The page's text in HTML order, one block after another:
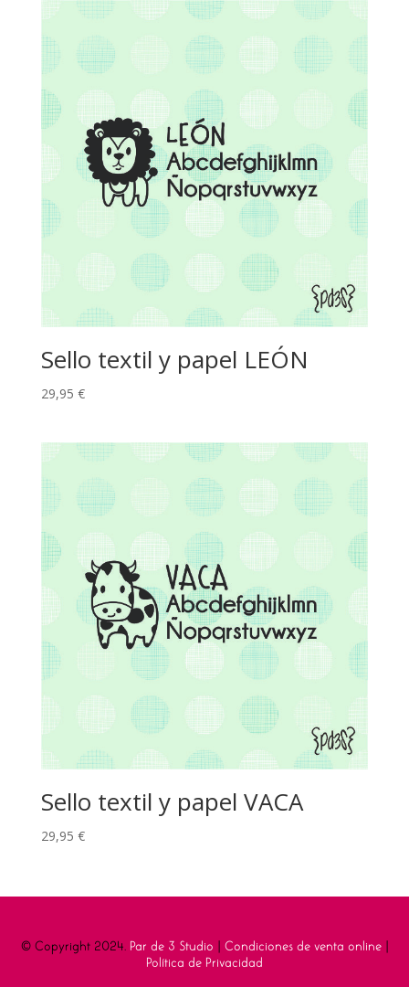
Sello textil y papel LEÓN
29,95 €
Sello textil y papel VACA
29,95 €
© Copyright 2024. Par de 3 Studio Condiciones de venta online|
Política de Privacidad